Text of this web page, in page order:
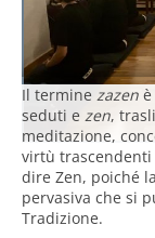
Il termine zazen
seduti e zen,
meditazione,
virtù trascendenti
dire Zen, poiché
pervasiva che si
Tradizione.